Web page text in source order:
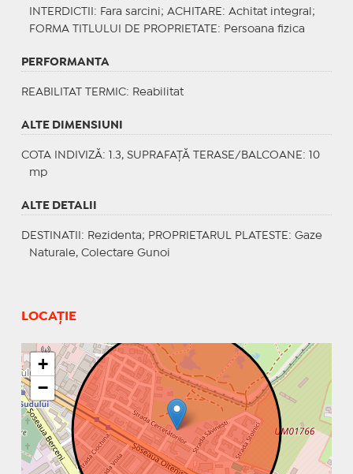
INTERDICTII : Fara sarcini; ACHITARE : Achitat integral;
FORMA TITLULUI DE PROPRIETATE : Persoana fizica
PERFORMANTA
REABILITAT TERMIC: Reabilitat
ALTE DIMENSIUNI
COTA INDIVIZĂ: 1.3, SUPRAFAȚĂ TERASE/BALCOANE: 10
mp
ALTE DETALII
DESTINATII : Rezidenta; PROPRIETARUL PLATESTE : Gaze
Naturale, Colectare Gunoi
LOCAȚIE
+
−